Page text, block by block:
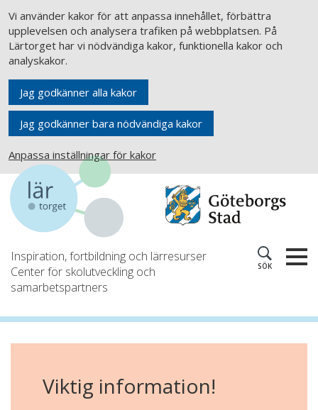
Vi använder kakor för att anpassa innehållet, förbättra
upplevelsen och analysera trafiken på webbplatsen. På
Lärtorget har vi nödvändiga kakor, funktionella kakor och
analyskakor.
Jag godkänner alla kakor
Jag godkänner bara nödvändiga kakor
Anpassa inställningar för kakor
Inspiration, fortbildning och lärresurser
Center för skolutveckling och
samarbetspartners
SÖK
Viktig information!